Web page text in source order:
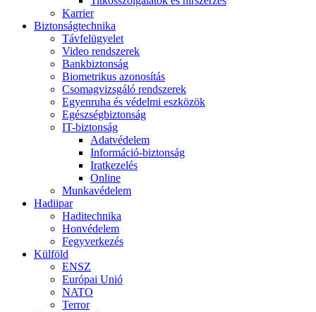
Karrier
Biztonságtechnika
Távfelügyelet
Video rendszerek
Bankbiztonság
Biometrikus azonosítás
Csomagvizsgáló rendszerek
Egyenruha és védelmi eszközök
Egészségbiztonság
IT-biztonság
Adatvédelem
Információ-biztonság
Iratkezelés
Online
Munkavédelem
Hadiipar
Haditechnika
Honvédelem
Fegyverkezés
Külföld
ENSZ
Európai Unió
NATO
Terror